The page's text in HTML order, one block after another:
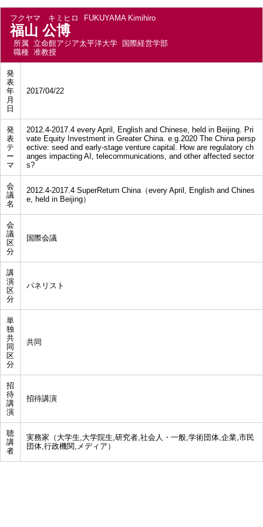
フクヤマ キミヒロ FUKUYAMA Kimihiro
福山 公博
所属 立命館アジア太平洋大学 国際経営学部
職種 准教授
発
表
年
月
日
2017/04/22
発
表
テ
ー
マ
2012.4-2017.4 every April, English and Chinese, held in Beijing. Pri
vate Equity Investment in Greater China. e.g.2020 The China persp
ective: seed and early-stage venture capital. How are regulatory ch
anges impacting AI, telecommunications, and other affected sector
s?
会
議
名
2012.4-2017.4 SuperReturn China（every April, English and Chines
e, held in Beijing）
会
議
区
分
国際会議
講
演
区
分
パネリスト
単
独
共
同
区
分
共同
招
待
講
演
招待講演
聴
講
者
実務家（大学生,大学院生,研究者,社会人・一般,学術団体,企業,市民
団体,行政機関,メディア）